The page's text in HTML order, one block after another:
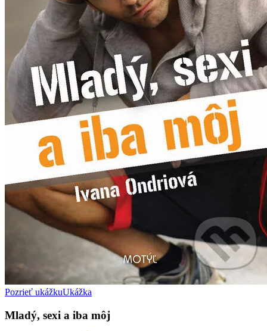
Pozrieť ukážkuUkážka
Mladý, sexi a iba môj